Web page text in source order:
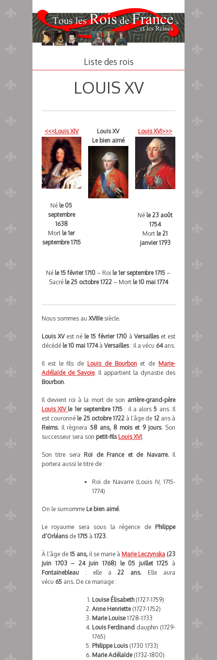
au
contenu
principal
Liste des rois
LOUIS XV
<<<Louis XIV
Né le 05
septembre
1638
Mort le 1er
septembre 1715
Louis XV
Le bien aimé
Louis XVI>>>
Né le 23 août
1754
Mort le 21
janvier 1793
Né le 15 février 1710 – Roi le 1er septembre 1715 –
Sacré le 25 octobre 1722– Mort le 10 mai 1774
Nous sommes au XVIIIesiècle.
Louis XVest né le 15 février 1710à Versailleset est
décédé le 10 mai 1774à Versailles: il a vécu 64ans.
Il est le fils de Louis de Bourbonet de Marie-
Adélaïde de Savoie. Il appartient la dynastie des
Bourbon.
Il devient roi à la mort de son arrière-grand-père
Louis XIV le 1er septembre 1715 : il a alors5 ans. Il
est couronné le 25 octobre 1722à l’âge de 12ans à
Reims. Il règnera 58 ans, 8 mois et 9 jours. Son
successeur sera son petit-fils Louis XVI.
Son titre sera Roi de France et de Navarre.Il
portera aussi le titre de :
Roi de Navarre (Louis IV, 1715-
1774)
On le surnomme Le bien aimé.
Le royaume sera sous la régence de Philippe
d’Orléansde 1715à 1723.
À l’âge de 15 ans, il se marie à Marie Leczynska(23
juin 1703 – 24 juin 1768) le 05 juillet 1725 à
Fontainebleau : elle a22 ans. Elle aura
vécu 65ans. De ce mariage :
Louise Élisabeth (1727-1759)
Anne Henriette (1727-1752)
Marie Louise1728-1733
Louis Ferdinand dauphin (1729-
1765)
Philippe Louis(1730 1733)
Marie Adélaïde(1732-1800)